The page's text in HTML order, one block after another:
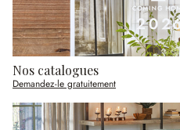
Nos catalogues
Demandez-le gratuitement